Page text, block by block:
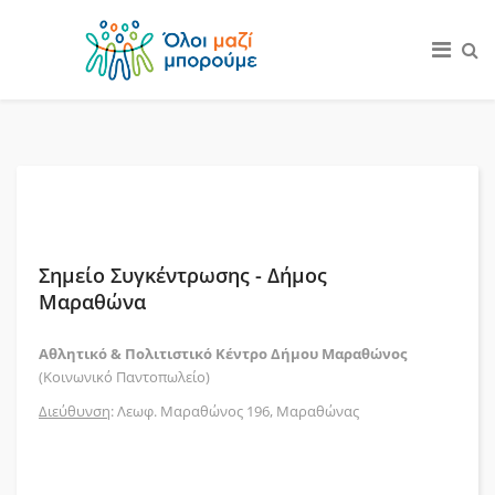
Σημείο Συγκέντρωσης - Δήμος
Μαραθώνα
Αθλητικό & Πολιτιστικό Κέντρο Δήμου Μαραθώνος
(Κοινωνικό Παντοπωλείο)
Διεύθυνση: Λεωφ. Μαραθώνος 196, Μαραθώνας